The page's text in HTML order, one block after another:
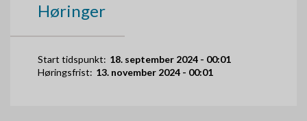
Høringer
Start tidspunkt: 18. september 2024 - 00:01
Høringsfrist: 13. november 2024 - 00:01